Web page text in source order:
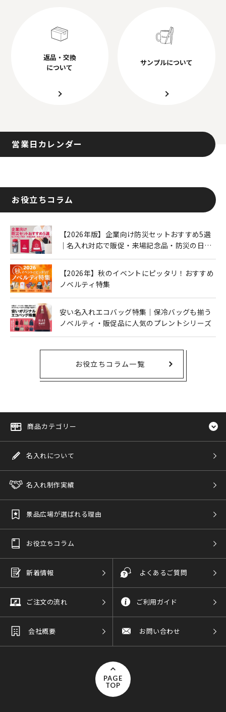
返品・交換
について
サンプルについて
営業日カレンダー
お役立ちコラム
【2026年版】企業向け防災セットおすすめ5選
｜名入れ対応で販促・来場記念品・防災の日に
【2026年】秋のイベントにピッタリ！おすすめ
ノベルティ特集
安い名入れエコバッグ特集｜保冷バッグも揃う
ノベルティ・販促品に人気のプレントシリーズ
お役立ちコラム一覧
商品カテゴリー
名入れについて
名入れ制作実績
景品広場が選ばれる理由
お役立ちコラム
新着情報 よくあるご質問
ご注文の流れ ご利用ガイド
会社概要 お問い合わせ
PAGE
TOP